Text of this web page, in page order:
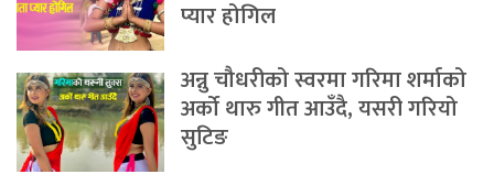
प्यार होगिल
अन्नु चौधरीको स्वरमा गरिमा शर्माको
अर्को थारु गीत आउँदै, यसरी गरियो
सुटिङ